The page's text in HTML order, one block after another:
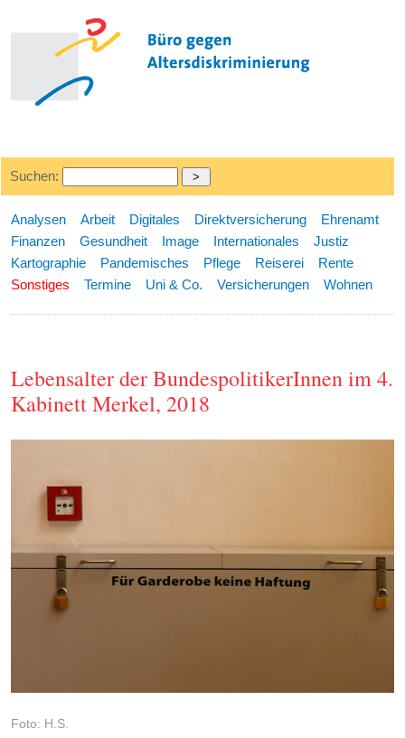
Suchen:
Analysen Arbeit Digitales Direktversicherung
Ehrenamt
Finanzen
Gesundheit Image Internationales
Justiz
Kartographie
Pandemisches Pflege Reiserei
Rente
Sonstiges
Termine Uni & Co. Versicherungen Wohnen
Lebensalter der BundespolitikerInnen im 4.
Kabinett Merkel, 2018
Foto: H.S.